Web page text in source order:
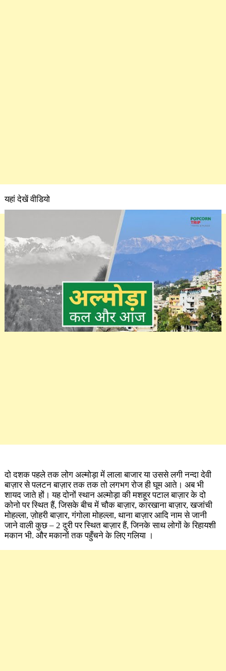
यहां देखें वीडियो
दो दशक पहले तक लोग अल्मोड़ा में लाला बाजार या उससे लगी नन्दा देवी
बाज़ार से पलटन बाज़ार तक तक तो लगभग रोज ही घूम आते। अब भी
शायद जाते हों। यह दोनों स्थान अल्मोड़ा की मशहूर पटाल बाज़ार के दो
कोनो पर स्थित हैं, जिसके बीच में चौक बाज़ार, कारखाना बाज़ार, खजांची
मोहल्ला, ज़ोहरी बाज़ार, गंगोला मोहल्ला, थाना बाज़ार आदि नाम से जानी
जाने वाली कुछ – 2 दुरी पर स्थित बाज़ार हैं, जिनके साथ लोगों के रिहायशी
मकान भी. और मकानों तक पहुँचने के लिए गलिया ।